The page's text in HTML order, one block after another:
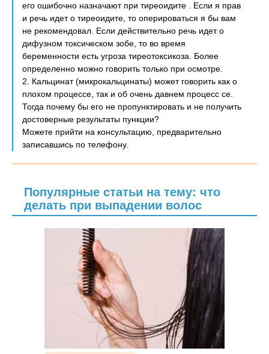
его ошибочно назначают при тиреоидите . Если я прав
и речь идет о тиреоидите, то оперироваться я бы вам
не рекомендовал. Если действительно речь идет о
дифузном токсическом зобе, то во время
беременности есть угроза тиреотоксикоза. Более
определенно можно говорить только при осмотре.
2. Кальцинат (микрокальцинаты) может говорить как о
плохом процессе, так и об очень давнем процесс се.
Тогда почему бы его не пропунктировать и не получить
достоверные результаты пункции?
Можете прийти на консультацию, предварительно
записавшись по телефону.
Популярные статьи на тему: что
делать при выпадении волос